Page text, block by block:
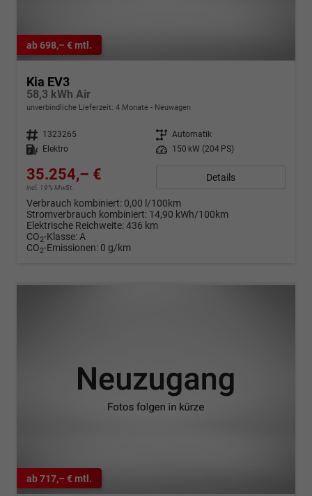
ab 698,– € mtl.
Kia EV3
58,3 kWh Air
unverbindliche Lieferzeit: 4 Monate Neuwagen
Fahrzeugnr. 1323265 Getriebe Automatik
Kraftstoff
Elektro Leistung 150 kW (204 PS)
35.254,– €
incl. 19% MwSt.
Details
Verbrauch kombiniert: 0,00 l/100km
Stromverbrauch kombiniert: 14,90 kWh/100km
Elektrische Reichweite:436 km
CO2-Klasse:A
CO2-Emissionen: 0 g/km
ab 717,– € mtl.